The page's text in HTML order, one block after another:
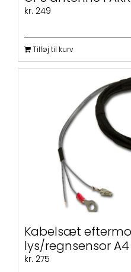
kr. 249
Tilføj til kurv
Kabelsæt
lys/regnsensor A4
kr. 275